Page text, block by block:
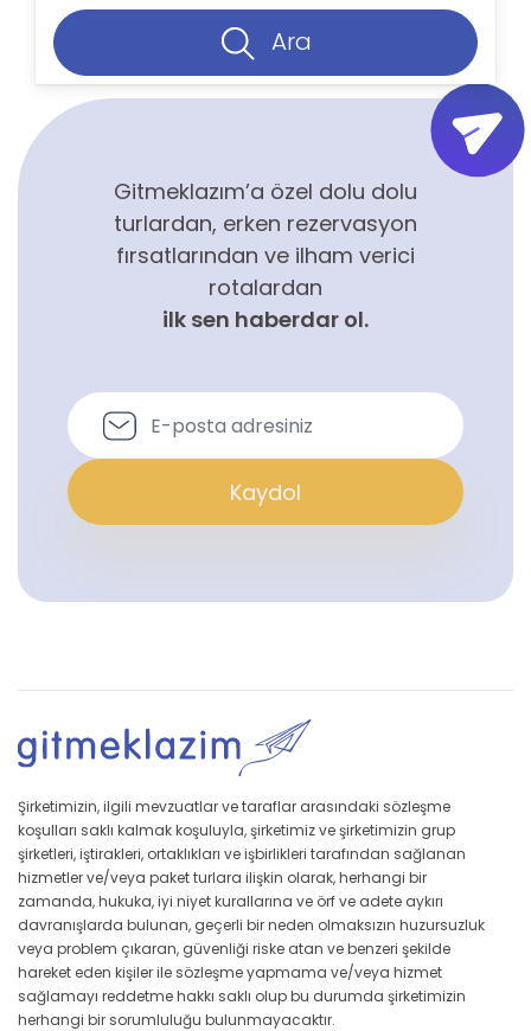
Ara
Gitmeklazım’a özel dolu dolu
turlardan, erken rezervasyon
fırsatlarından ve ilham verici
rotalardan
ilk sen haberdar ol.
Kaydol
Şirketimizin, ilgili mevzuatlar ve taraflar arasındaki sözleşme
koşulları saklı kalmak koşuluyla, şirketimiz ve şirketimizin grup
şirketleri, iştirakleri, ortaklıkları ve işbirlikleri tarafından sağlanan
hizmetler ve/veya paket turlara ilişkin olarak, herhangi bir
zamanda, hukuka, iyi niyet kurallarına ve örf ve adete aykırı
davranışlarda bulunan, geçerli bir neden olmaksızın huzursuzluk
veya problem çıkaran, güvenliği riske atan ve benzeri şekilde
hareket eden kişiler ile sözleşme yapmama ve/veya hizmet
sağlamayı reddetme hakkı saklı olup bu durumda şirketimizin
herhangi bir sorumluluğu bulunmayacaktır.